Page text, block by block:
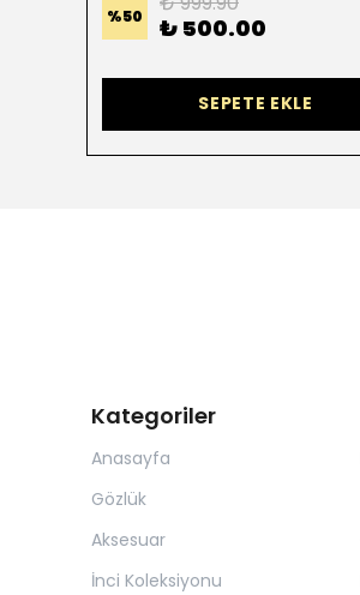
%50 ₺ 500.00
SEPETE EKLE
Kategoriler
Anasayfa
Gözlük
Aksesuar
İnci Koleksiyonu